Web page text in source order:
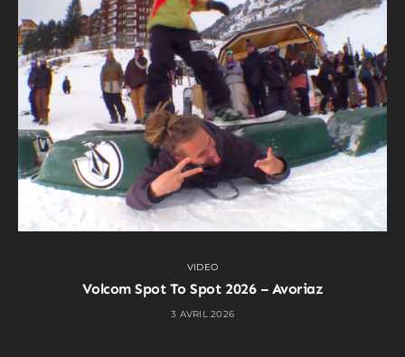
VIDEO
Volcom Spot To Spot 2026 – Avoriaz
3 AVRIL 2026